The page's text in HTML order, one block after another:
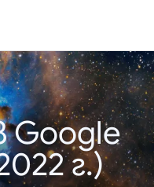
Google
г.)